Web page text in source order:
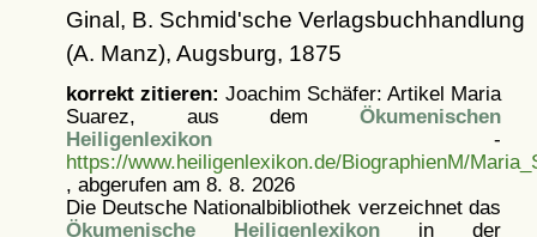
Ginal, B. Schmid'sche Verlagsbuchhandlung
(A. Manz), Augsburg, 1875
korrekt zitieren: Joachim Schäfer: Artikel Maria
Suarez, aus dem Ökumenischen
Heiligenlexikon-
https://www.heiligenlexikon.de/BiographienM/
, abgerufen am 8. 8. 2026
Die Deutsche Nationalbibliothek verzeichnet das
Ökumenische Heiligenlexikonin der